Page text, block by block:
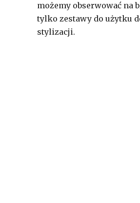
możemy obserwować na
tylko zestawy do użytku
stylizacji.